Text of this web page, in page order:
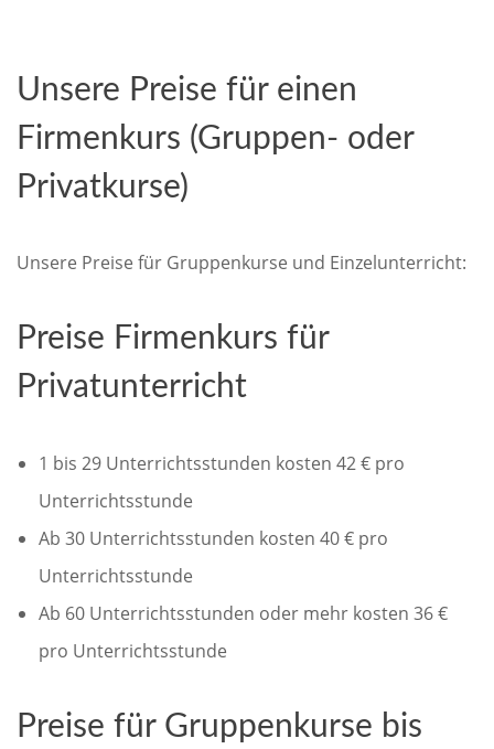
Unsere Preise für einen
Firmenkurs (Gruppen- oder
Privatkurse)
Unsere Preise für Gruppenkurse und Einzelunterricht:
Preise Firmenkurs für
Privatunterricht
1 bis 29 Unterrichtsstunden kosten 42 € pro
Unterrichtsstunde
Ab 30 Unterrichtsstunden kosten 40 € pro
Unterrichtsstunde
Ab 60 Unterrichtsstunden oder mehr kosten 36 €
pro Unterrichtsstunde
Preise für Gruppenkurse bis